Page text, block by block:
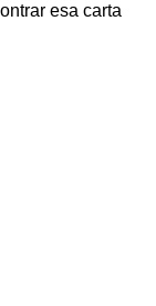
esa carta